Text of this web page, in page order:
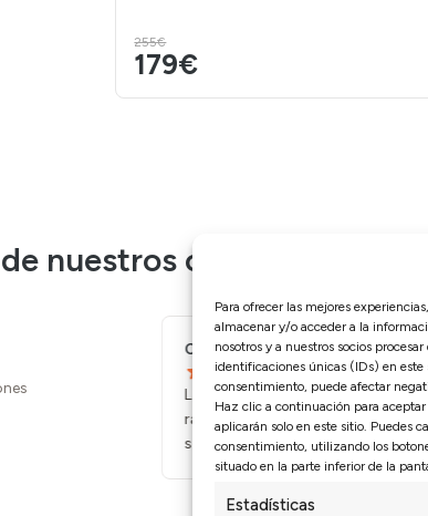
Para ofrecer las mejores
almacenar y/o acceder a la
nosotros y a nuestros socios
identificaciones únicas (IDs) en
consentimiento, puede afectar
Haz clic a continuación para
aplicarán solo en este sitio. Puedes
consentimiento, utilizando los
situado en la parte inferior de la
Estadísticas
255€
179€
nuestros clientes
muchas telas
pero por
Carmen S. 27/
La entrega fue puntual y el
rápido. En media mañana ya
salón listo.